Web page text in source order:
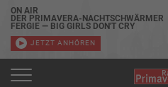
ON AIR
DER PRIMAVERA-NACHTSCHWÄRMER
FERGIE — BIG GIRLS DON'T CRY
JETZT ANHÖREN